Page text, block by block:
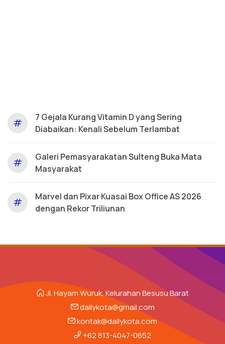
#
7 Gejala Kurang Vitamin D yang Sering
Diabaikan: Kenali Sebelum Terlambat
#
Galeri Pemasyarakatan Sulteng Buka Mata
Masyarakat
#
Marvel dan Pixar Kuasai Box Office AS 2026
dengan Rekor Triliunan
Jl. Hayam Wuruk, Kelurahan Besusu Barat
dailykota@gmail.com
kontak@dailykota.com
+62 813-4047-0652